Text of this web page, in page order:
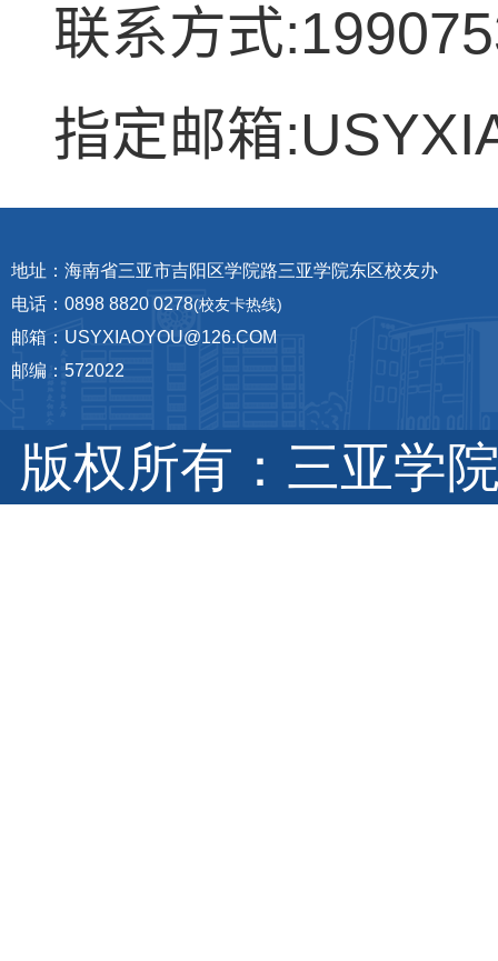
联系方式
指定邮箱
地址：海南省三亚市吉阳区学院路三亚学院东区校友办
电话：0898 8820 0278(校友卡热线)
邮箱：USYXIAOYOU@126.COM
邮编：572022
版权所有：三亚学